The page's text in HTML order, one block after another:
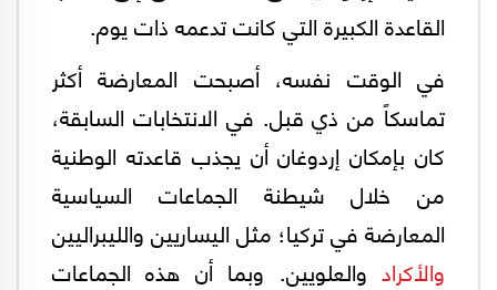
القاعدة الكبيرة التي كانت تدعمه ذات يوم.
في الوقت نفسه، أصبحت المعارضة أكثر
تماسكاً من ذي قبل. في الانتخابات السابقة،
كان بإمكان إردوغان أن يجذب قاعدته الوطنية
من خلال شيطنة الجماعات السياسية
المعارضة في تركيا؛ مثل اليساريين والليبراليين
والأكراد والعلويين. وبما أن هذه الجماعات